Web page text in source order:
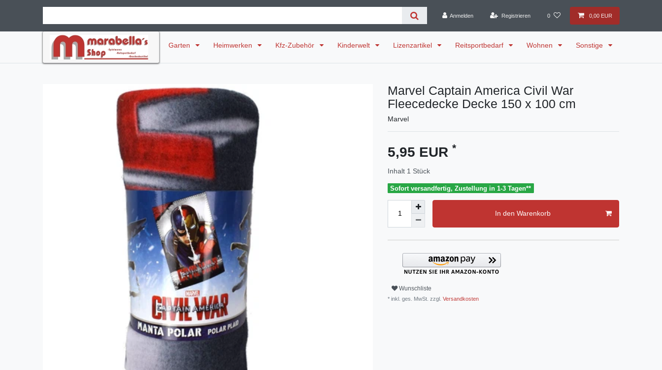
Anmelden Registrieren 0 0,00 EUR
Garten Heimwerken Kfz-Zubehör Kinderwelt Lizenzartikel Reitsportbedarf Wohnen Sonstige
Marvel Captain America Civil War
Fleecedecke Decke 150 x 100 cm
Marvel
5,95 EUR *
Inhalt 1 Stück
Sofort versandfertig, Zustellung in 1-3 Tagen**
In den Warenkorb
Wunschliste
* inkl. ges. MwSt. zzgl. Versandkosten